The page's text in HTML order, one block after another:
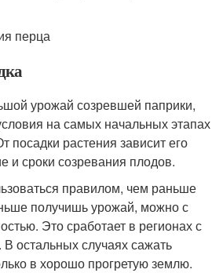
перца
урожай созревшей паприки,
на самых начальных этапах
посадки растения зависит его
и сроки созревания плодов.
правилом, чем раньше
получишь урожай, можно с
Это сработает в регионах с
остальных случаях сажать
в хорошо прогретую землю.